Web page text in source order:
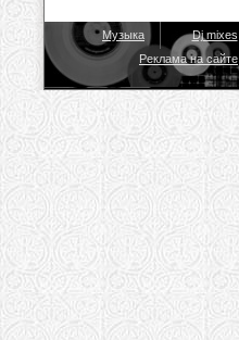
Музыка Dj mixes
Реклама на сайте